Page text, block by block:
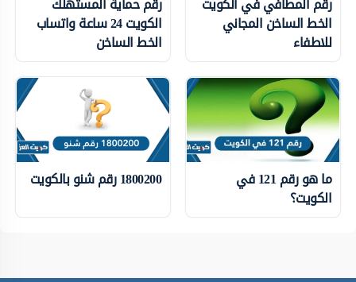
الخط الساخن المجاني
للاطفاء
الكويت 24 ساعة واتساب
الخط الساخن
ما هو رقم 121 في
الكويت؟
1800200 رقم شنو بالكويت